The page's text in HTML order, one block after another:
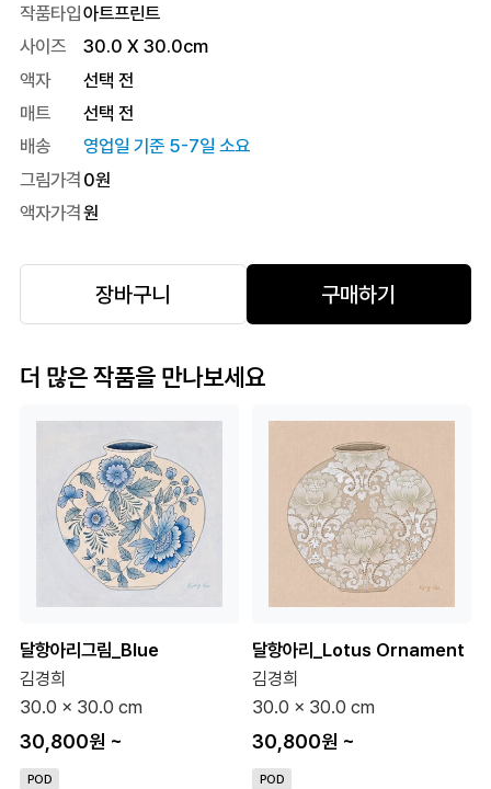
작품타입아트프린트
사이즈
30.0 X 30.0cm
액자
선택 전
매트
선택 전
배송
영업일 기준 5-7일 소요
그림가격 0원
액자가격원
장바구니 구매하기
더 많은 작품을 만나보세요
달항아리그림_Blue
김경희
30.0 x 30.0 cm
30,800원 ~
POD
달항아리_Lotus Ornament
김경희
30.0 x 30.0 cm
30,800원 ~
POD